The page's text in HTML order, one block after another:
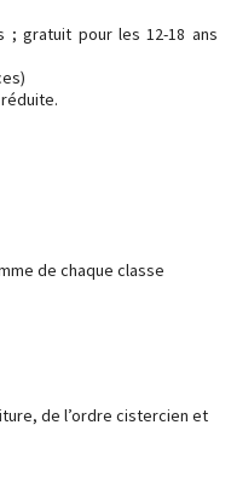
; gratuit pour les 12-18 ans
de chaque classe
de l’ordre cistercien et